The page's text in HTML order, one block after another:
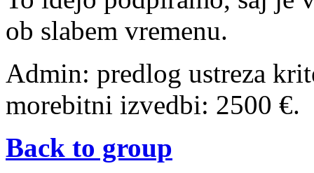
ob slabem vremenu.
Admin: predlog ustreza
morebitni izvedbi: 2500 €.
Back to group